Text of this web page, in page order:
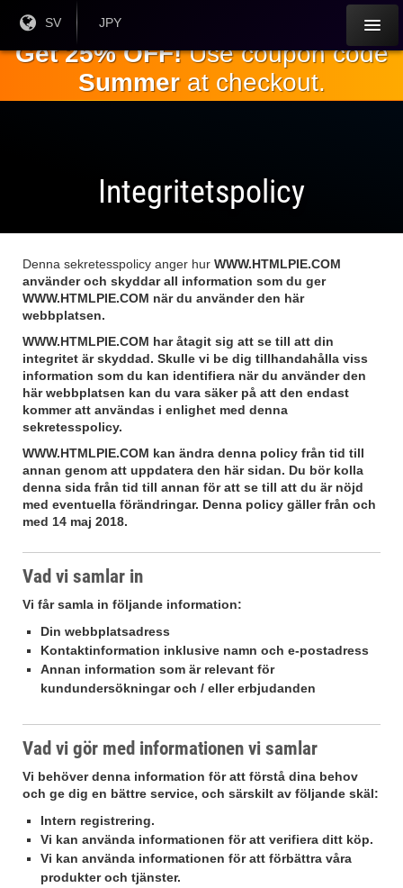
Nuvarande
språk:
SV
Aktuell
JPY
Get 25% OFF!Use coupon code
Summerat checkout.
Integritetspolicy
Denna sekretesspolicy anger hur WWW.HTMLPIE.COM
använder och skyddar all information som du ger
WWW.HTMLPIE.COM när du använder den här
webbplatsen.
WWW.HTMLPIE.COM har åtagit sig att se till att din
integritet är skyddad. Skulle vi be dig tillhandahålla viss
information som du kan identifiera när du använder den
här webbplatsen kan du vara säker på att den endast
kommer att användas i enlighet med denna
sekretesspolicy.
WWW.HTMLPIE.COM kan ändra denna policy från tid till
annan genom att uppdatera den här sidan. Du bör kolla
denna sida från tid till annan för att se till att du är nöjd
med eventuella förändringar. Denna policy gäller från och
med 14 maj 2018.
Vad vi samlar in
Vi får samla in följande information:
Din webbplatsadress
Kontaktinformation inklusive namn och e-postadress
Annan information som är relevant för
kundundersökningar och / eller erbjudanden
Vad vi gör med informationen vi samlar
Vi behöver denna information för att förstå dina behov
och ge dig en bättre service, och särskilt av följande skäl:
Intern registrering.
Vi kan använda informationen för att verifiera ditt köp.
Vi kan använda informationen för att förbättra våra
produkter och tjänster.